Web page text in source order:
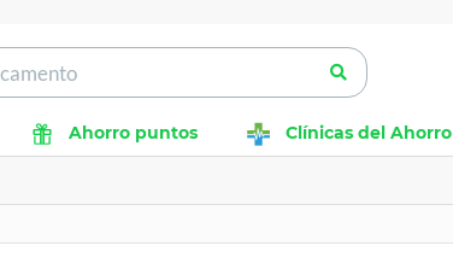
Ahorro puntos Clínicas del Ahorro